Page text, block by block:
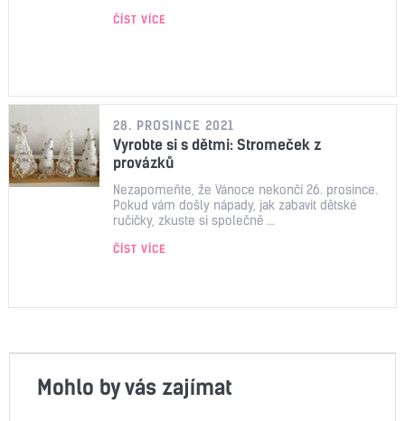
ČÍST VÍCE
28. PROSINCE 2021
Vyrobte si s dětmi: Stromeček z
provázků
Nezapomeňte, že Vánoce nekončí 26. prosince.
Pokud vám došly nápady, jak zabavit dětské
ručičky, zkuste si společně ...
ČÍST VÍCE
Mohlo by vás zajímat